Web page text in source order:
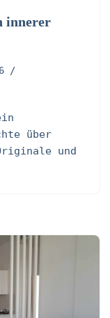
innerer
über
und